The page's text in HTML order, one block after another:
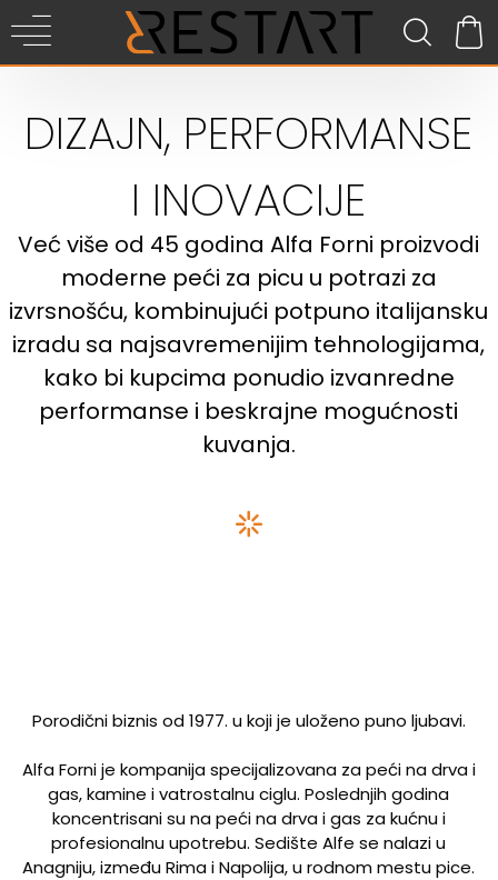
DIZAJN, PERFORMANSE
I INOVACIJE
Već više od 45 godina Alfa Forni proizvodi
moderne peći za picu u potrazi za
izvrsnošću, kombinujući potpuno italijansku
izradu sa najsavremenijim tehnologijama,
kako bi kupcima ponudio izvanredne
performanse i beskrajne mogućnosti
kuvanja.
Porodični biznis od 1977. u koji je uloženo puno ljubavi.
Alfa Forni je kompanija specijalizovana za peći na drva i
gas, kamine i vatrostalnu ciglu. Poslednjih godina
koncentrisani su na peći na drva i gas za kućnu i
profesionalnu upotrebu. Sedište Alfe se nalazi u
Anagniju, između Rima i Napolija, u rodnom mestu pice.